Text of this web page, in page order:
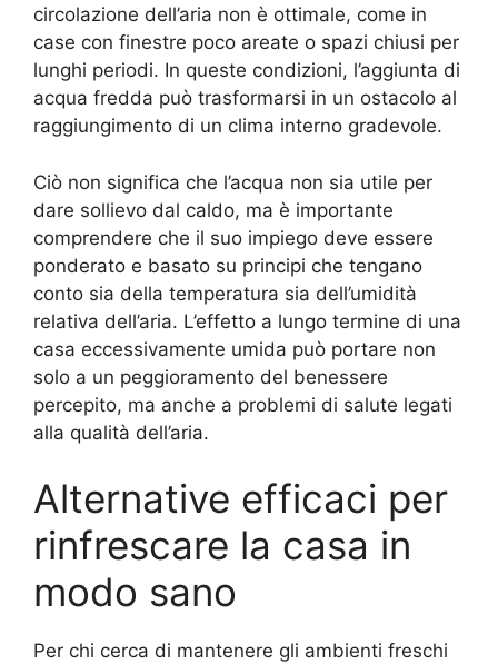
circolazione dell’aria non è ottimale, come in
case con finestre poco areate o spazi chiusi per
lunghi periodi. In queste condizioni, l’aggiunta di
acqua fredda può trasformarsi in un ostacolo al
raggiungimento di un clima interno gradevole.
Ciò non significa che l’acqua non sia utile per
dare sollievo dal caldo, ma è importante
comprendere che il suo impiego deve essere
ponderato e basato su principi che tengano
conto sia della temperatura sia dell’umidità
relativa dell’aria. L’effetto a lungo termine di una
casa eccessivamente umida può portare non
solo a un peggioramento del benessere
percepito, ma anche a problemi di salute legati
alla qualità dell’aria.
Alternative efficaci per
rinfrescare la casa in
modo sano
Per chi cerca di mantenere gli ambienti freschi